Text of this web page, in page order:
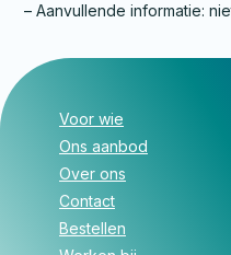
– Aanvullende informatie:
Voor wie
Ons aanbod
Over ons
Contact
Bestellen